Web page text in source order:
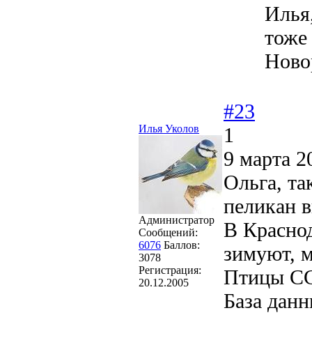
тоже
Илья Уколов
Администратор
Сообщений:
6076 Баллов:
3078
Регистрация:
20.12.2005
#23
1
9 марта
Ольга,
пеликан
В
зимуют,
Птицы
База